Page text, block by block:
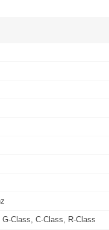
Class, C-Class, R-Class